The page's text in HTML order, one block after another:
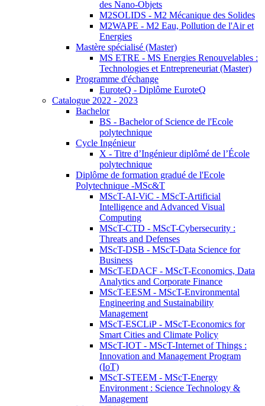
des Nano-Objets
M2SOLIDS - M2 Mécanique des Solides
M2WAPE - M2 Eau, Pollution de l'Air et
Energies
Mastère spécialisé (Master)
MS ETRE - MS Energies Renouvelables :
Technologies et Entrepreneuriat (Master)
Programme d'échange
EuroteQ - Diplôme EuroteQ
Catalogue 2022 - 2023
Bachelor
BS - Bachelor of Science de l'Ecole
polytechnique
Cycle Ingénieur
X - Titre d’Ingénieur diplômé de l’École
polytechnique
Diplôme de formation gradué de l'Ecole
Polytechnique -MSc&T
MScT-AI-ViC - MScT-Artificial
Intelligence and Advanced Visual
Computing
MScT-CTD - MScT-Cybersecurity :
Threats and Defenses
MScT-DSB - MScT-Data Science for
Business
MScT-EDACF - MScT-Economics, Data
Analytics and Corporate Finance
MScT-EESM - MScT-Environmental
Engineering and Sustainability
Management
MScT-ESCLiP - MScT-Economics for
Smart Cities and Climate Policy
MScT-IOT - MScT-Internet of Things :
Innovation and Management Program
(IoT)
MScT-STEEM - MScT-Energy
Environment : Science Technology &
Management